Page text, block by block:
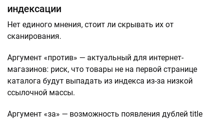
индексации
Нет единого мнения, стоит ли скрывать их от
сканирования.
Аргумент «против» — актуальный для интернет-
магазинов: риск, что товары не на первой странице
каталога будут выпадать из индекса из-за низкой
ссылочной массы.
Аргумент «за» — возможность появления дублей title